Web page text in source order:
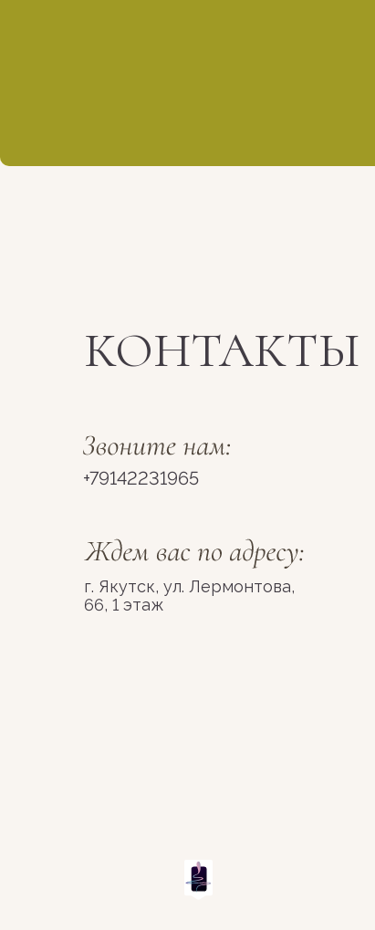
г. Якутск, ул. Лермонтова,
66, 1 этаж
+79142231965
КОНТАКТЫ